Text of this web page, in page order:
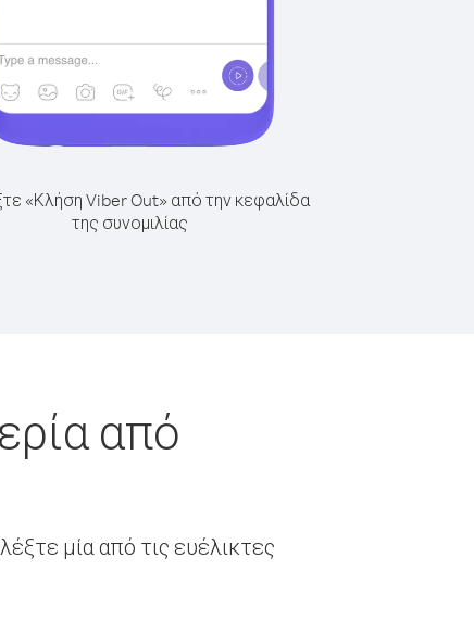
«Κλήση Viber Out» από την κεφαλίδα
της συνομιλίας
από
μία από τις ευέλικτες